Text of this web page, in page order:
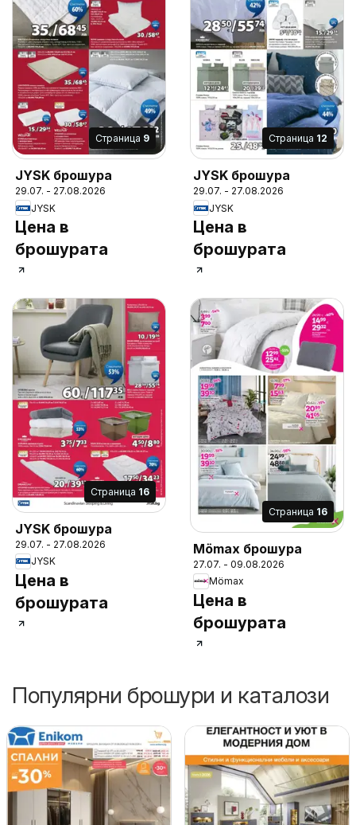
Cтраница 9
JYSK брошура
29.07. - 27.08.2026
JYSK
Цена в
брошурата
Cтраница 12
JYSK брошура
29.07. - 27.08.2026
JYSK
Цена в
брошурата
Cтраница 16
JYSK брошура
29.07. - 27.08.2026
JYSK
Цена в
брошурата
Cтраница 16
Mömax брошура
27.07. - 09.08.2026
Mömax
Цена в
брошурата
Популярни брошури и каталози